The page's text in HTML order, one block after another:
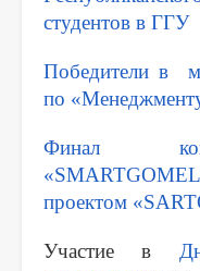
студентов в ГГУ
Победители в
по
Финал
проектом
Участие в